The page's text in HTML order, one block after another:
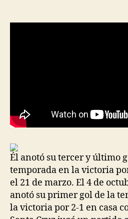
Él anotó su tercer y último
temporada en la victoria
el 21 de marzo. El 4 de
anotó su primer gol de la
la victoria por 2-1 en casa